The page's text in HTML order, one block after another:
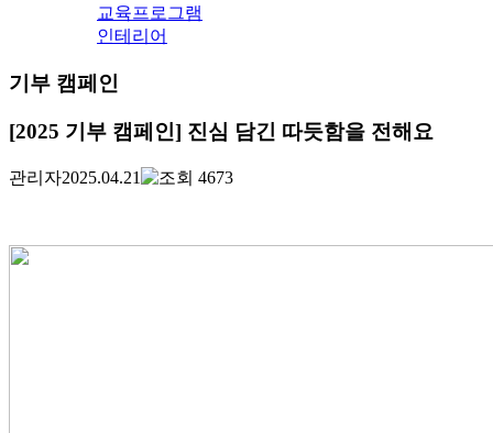
교육프로그램
인테리어
기부 캠페인
[2025 기부 캠페인] 진심 담긴 따듯함을 전해요
관리자2025.04.21 4673